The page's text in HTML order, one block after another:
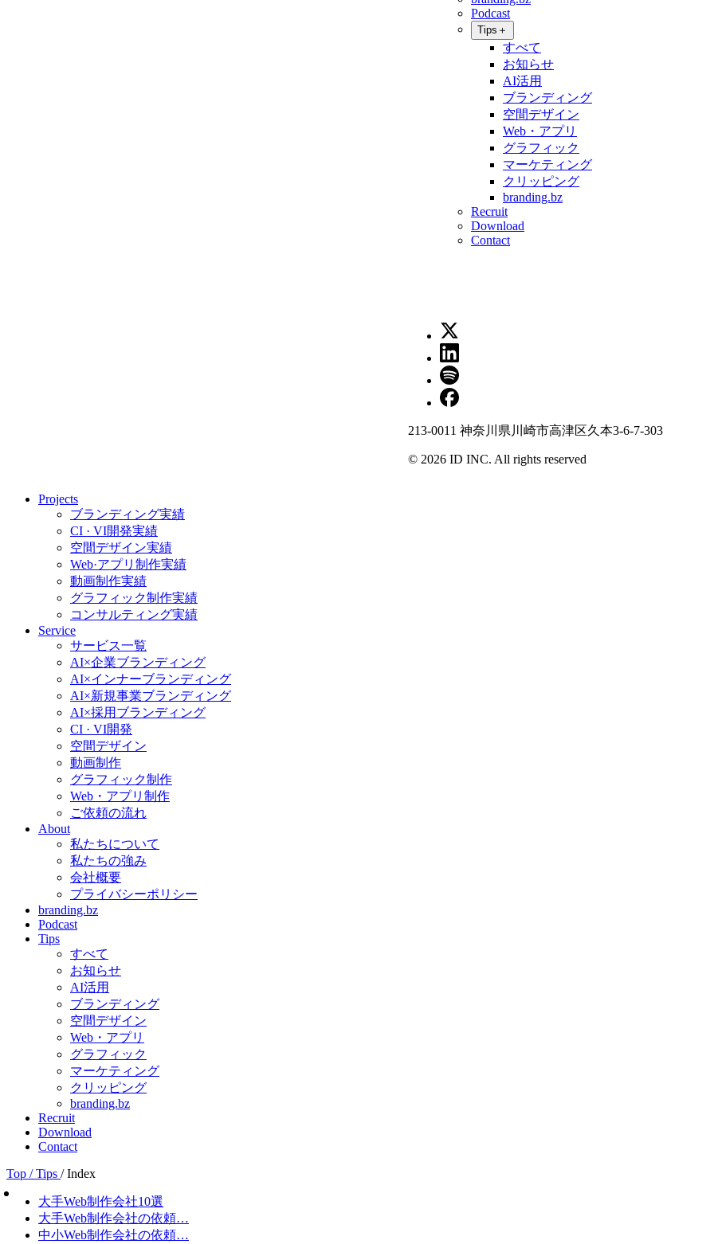
Podcast
Tips ＋
すべて
お知らせ
AI活用
ブランディング
空間デザイン
Web・アプリ
グラフィック
マーケティング
クリッピング
branding.bz
Recruit
Download
Contact
213-0011 神奈川県川崎市高津区久本3-6-7-303
© 2026 ID INC. All rights reserved
Projects
ブランディング実績
CI · VI開発実績
空間デザイン実績
Web·アプリ制作実績
動画制作実績
グラフィック制作実績
コンサルティング実績
Service
サービス一覧
AI×企業ブランディング
AI×インナーブランディング
AI×新規事業ブランディング
AI×採用ブランディング
CI · VI開発
空間デザイン
動画制作
グラフィック制作
Web・アプリ制作
ご依頼の流れ
About
私たちについて
私たちの強み
会社概要
プライバシーポリシー
branding.bz
Podcast
Tips
すべて
お知らせ
AI活用
ブランディング
空間デザイン
Web・アプリ
グラフィック
マーケティング
クリッピング
branding.bz
Recruit
Download
Contact
Top / Tips / Index
大手Web制作会社10選
大手Web制作会社の依頼…
中小Web制作会社の依頼…